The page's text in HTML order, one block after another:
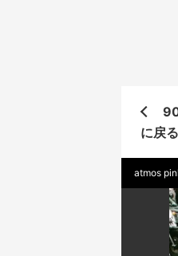
に戻る
atmos